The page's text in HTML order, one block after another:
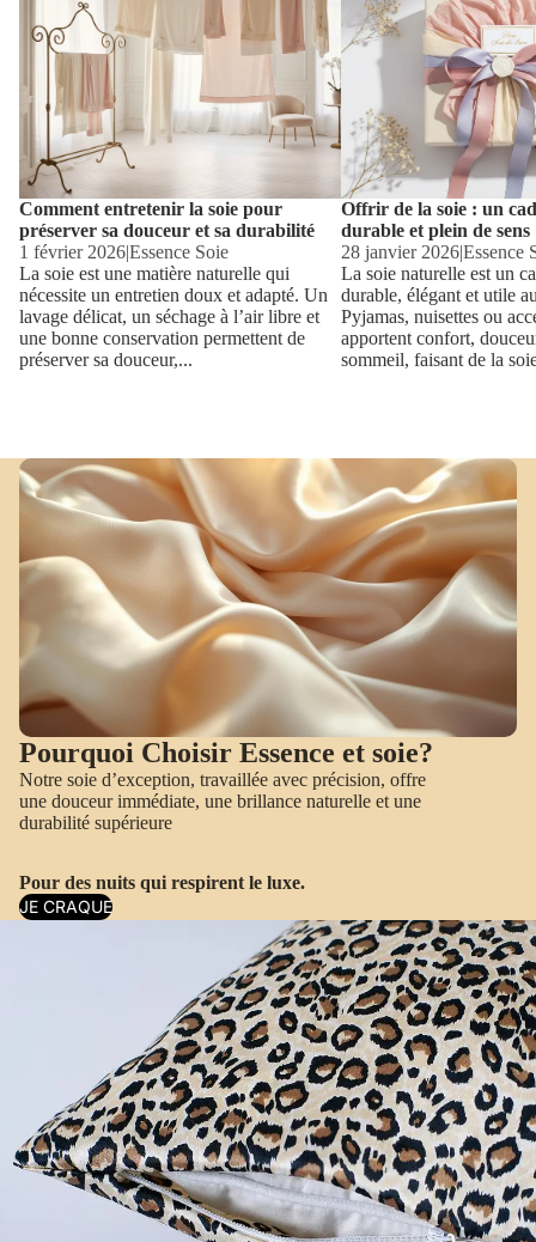
pour
préserver
douceur
et
durabilité
Comment entretenir la soie pour
préserver sa douceur et sa durabilité
1 février 2026|Essence Soie
La soie est une matière naturelle qui
nécessite un entretien doux et adapté. Un
lavage délicat, un séchage à l’air libre et
une bonne conservation permettent de
préserver sa douceur,...
soie
un
cadeau
bien-
être
durable
et
plein
de
sens
Offrir de la soie : un
durable et plein de sens
28 janvier 2026|Essence
La soie naturelle est un
durable, élégant et utile
Pyjamas, nuisettes ou
apportent confort,
sommeil, faisant de la
Pourquoi Choisir Essence et soie?
Notre soie d’exception, travaillée avec précision, offre
une douceur immédiate, une brillance naturelle et une
durabilité supérieure
Pour des nuits qui respirent le luxe.
JE CRAQUE